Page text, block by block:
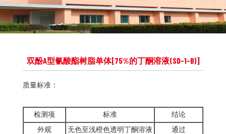
双酚A型氰酸酯树脂单体[75%的丁酮溶液(SD-1-B)]
质量标准：
检测项 标准
结论
外观
无色至浅橙色透明丁酮溶液
通过